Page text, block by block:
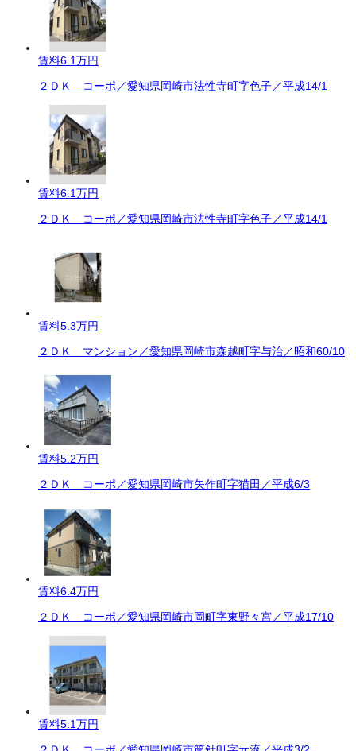
賃料6.1万円
２ＤＫ コーポ／愛知県岡崎市法性寺町字色子／平成14/1
賃料6.1万円
２ＤＫ コーポ／愛知県岡崎市法性寺町字色子／平成14/1
賃料5.3万円
２ＤＫ マンション／愛知県岡崎市森越町字与治／昭和60/10
賃料5.2万円
２ＤＫ コーポ／愛知県岡崎市矢作町字猫田／平成6/3
賃料6.4万円
２ＤＫ コーポ／愛知県岡崎市岡町字東野々宮／平成17/10
賃料5.1万円